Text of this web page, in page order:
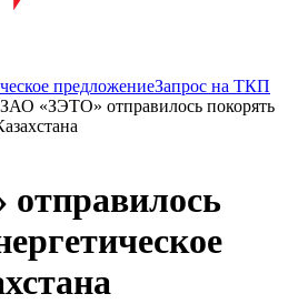
предложениеЗапрос на ТКП
ЗАО «ЗЭТО» отправилось покорять